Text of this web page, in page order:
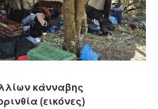
κάνναβης
(εικόνες)